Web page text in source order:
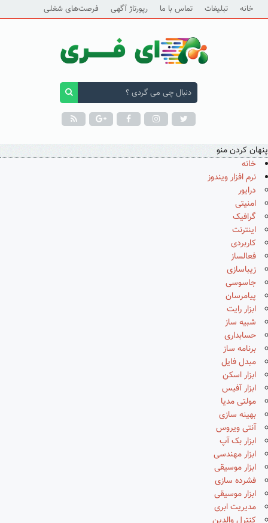
خانه تبلیغات تماس با ما رپورتاژ آگهی فرصت‌های شغلی
پنهان کردن منو
خانه
نرم افزار ویندوز
درایور
امنیتی
گرافیک
اینترنت
کاربردی
فعالساز
زیباسازی
جاسوسی
پیامرسان
ابزار رایت
شبیه ساز
حسابداری
برنامه ساز
مبدل فایل
ابزار اسکن
ابزار آفیس
مولتی مدیا
بهینه سازی
آنتی ویروس
ابزار بک آپ
ابزار مهندسی
ابزار موسیقی
فشرده سازی
ابزار موسیقی
مدیریت ابری